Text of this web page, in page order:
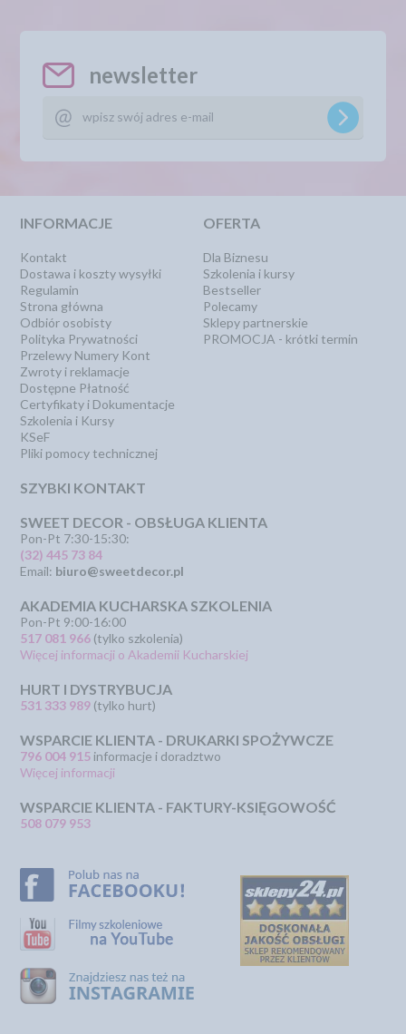
newsletter
INFORMACJE
Kontakt
Dostawa i koszty wysyłki
Regulamin
Strona główna
Odbiór osobisty
Polityka Prywatności
Przelewy Numery Kont
Zwroty i reklamacje
Dostępne Płatność
Certyfikaty i Dokumentacje
Szkolenia i Kursy
KSeF
Pliki pomocy technicznej
OFERTA
Dla Biznesu
Szkolenia i kursy
Bestseller
Polecamy
Sklepy partnerskie
PROMOCJA - krótki termin
SZYBKI KONTAKT
SWEET DECOR - OBSŁUGA KLIENTA
Pon-Pt 7:30-15:30:
(32) 445 73 84
Email: biuro@sweetdecor.pl
AKADEMIA KUCHARSKA SZKOLENIA
Pon-Pt 9:00-16:00
517 081 966 (tylko szkolenia)
Więcej informacji o Akademii Kucharskiej
HURT I DYSTRYBUCJA
531 333 989 (tylko hurt)
WSPARCIE KLIENTA - DRUKARKI SPOŻYWCZE
796 004 915 informacje i doradztwo
Więcej informacji
WSPARCIE KLIENTA - FAKTURY-KSIĘGOWOŚĆ
508 079 953